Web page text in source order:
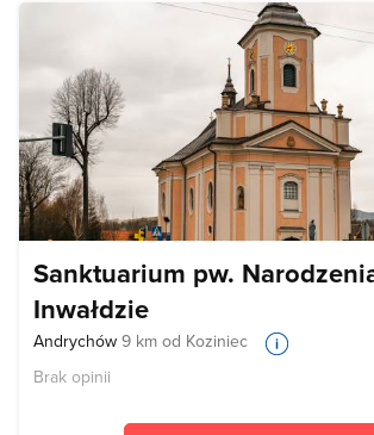
Sanktuarium pw.
Inwałdzie
Andrychów 9 km od Koziniec
Brak opinii